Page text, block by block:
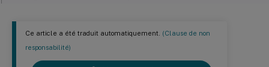
Ce article a été traduit automatiquement. (Clause de non
responsabilité)